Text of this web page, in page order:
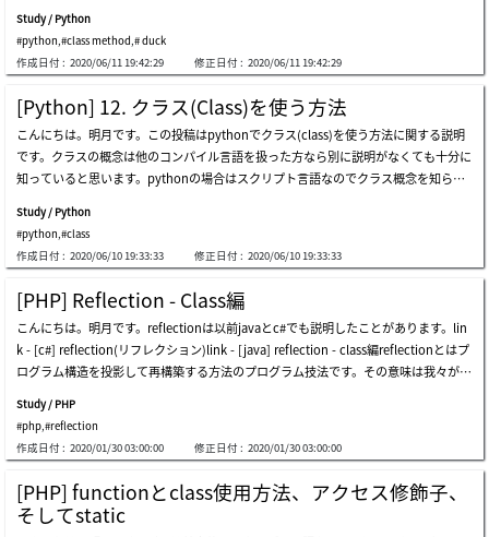
す。でも、ここで仕様によりnode3のクラスが生成したら? ifを分岐してインスタン
ス生成する区間を作ることになります。もちろん、クラスをもっと生成するとmain
関数がずっと修正が必要になります。このように作成するとクラスが生成してもtyp
e.gettypeのstring値によりインスタンス生成します。また、我々がクラスのコンスト
ラクタをprivateで生成することができます。コンストラクタをprivateで設定をすれ
ばnewでインスタンスを生成することができません。コンストラクタが内部だけ生成
することに設定したからです。代表的にシングルトンパターンがあります。link - [de
sign pattern] 1-1. シングルトンパターン(singleton pattern)でも、reflectionを使っ
たらコンストラクタをprivateに設定されてもインスタンス生成が可能です。getpara
meters関数を使ってコンストラクタの種類を取得してlinqのwhereでパラメータがな
いコンストラクタを一つ取得します。取得すればinvoke関数を使ってインスタンス
を生成します
ak、ラムダ(lambda)そしてクロージャクラスで関数を使う方法は一番のパラメータ
でselfを入れるとクラスをインスタンス生成した後関数を呼び出せます。 pythonで
はクラス関数という関数があります。他のプログラム言語ならstatic関数ということ
です。static関数はインスタンスを生成がしなくて呼び出せるものです。ダック・タ
イピングダック・タイピングはc＃のdynamic変数と似ているし、javascriptのコー
ルバック関数と似ています。pythonではインターフェイスが存在しないからダッ
ク・タイピングで多態性を実現したようです。でも、インタフェースがない環境でダ
ック・タイピングを作成すると逆にバグの発生や可読性が悪くなると思います。個人
的な考えですが上のソースみたいに作成して、後にtestclass3クラスのcall_function
を変更したり削除したらエラーが発生する可能性があります。個人的な考えです。特
殊メソッド特別なメソッドは、javaやc＃なら最上位クラスobjectで宣言された基本
関数の意味です。つまり、tostring（）と同様のことでしょう。link - https://docs.p
ython.org/3/reference/datamodel.html#special-method-names特殊メソッドは種
類がすごく多いですが、よく使う__eq__と__ne__、__str__、__repr__、__len__を
説明します。特殊メソッドは演算子を再定義する機能があります。よく使うとソース
ステップをたくさん減らせると思います。ここまでpythonでクラス関数(class meth
od)とダック・タイピング、そして特殊メソッドに関する説明でした。ご不明なとこ
ろや間違いところがあればコメントしてください。
Study / Python
#python,#class method,# duck
作成日付 : 2020/06/11 19:42:29 修正日付 : 2020/06/11 19:42:29
[Python] 12. クラス(Class)を使う方法
こんにちは。明月です。この投稿はpythonでクラス(class)を使う方法に関する説明
です。クラスの概念は他のコンパイル言語を扱った方なら別に説明がなくても十分に
知っていると思います。pythonの場合はスクリプト言語なのでクラス概念を知らな
ータや一つの概念でデータを結ばなければならないデータならクラスの概念で作った
ほうが設計や実装することが理解しやすいしソースステップを減らすことができま
す。下記の例を通ってクラスがあることとないことの差異を確認しましょう。例は国
語、数学、英語の成績を持っている学生の平均値とクラスの平均値を計算しましょ
う。上の例をみれば各人、国語、数学、英語成績のリスト宣言して人を追加する時に
各成績リストも同じく追加します。つまり、4個のリストのデータ個数はいつも同じ
くなります。もし同じではない場合、整合性の問題になります。つまり、personリ
ストは4個なのに、mathリストは2個ならデータが可笑しいでしょう。また、リスト
だけ確認すると誰のデータかは知りません。例えばmathの3番目のデータはpersion
の3番目のデータを確認しないと知らないという意味です。上の例は簡単なソースな
ので難しくないですが、ロジックが複雑だし、データが多いならデータ管理は簡単で
はないでしょう。ソースステップだけ見てもクラスを扱うことと使わないこととソー
スステップも差異が大きいです。また、各人の点数を各リストに格納したことよりク
ラス内部のメンバー変数で管理するので整合性も問題ないです。つまり、リストから
取り除くと成績も一緒に削除されるので可笑しいデータが入ることがありません。p
Study / Python
#python #class
作成日付 : 2020/06/10 19:33:33 修正日付 : 2020/06/10 19:33:33
[PHP] Reflection - Class編
こんにちは。明月です。reflectionは以前javaとc#でも説明したことがあります。lin
k - [c#] reflection(リフレクション)link - [java] reflection - class編reflectionとはプ
ログラム構造を投影して再構築する方法のプログラム技法です。その意味は我々がク
法で使いたいことです。つまり、パラメータで「aタイプのクラスを宣言して」とい
うデータがあればaタイプクラスを、「bタイプのクラスを宣言して」というとbタイ
プのクラスを宣言することです。上の例はreflectionではなく、我々がよく知ってい
る形でクラスを宣言した方法です。パラメータでaを受取るとaクラスを宣言するしb
を受取るとbクラスを宣言します。普通だし、問題ないプログラムコーディングです
が、もしクラスがaクラス、bクラスだけではなくたくさんある場合にはどうでしょ
Study / PHP
#php,#reflection
作成日付 : 2020/01/30 03:00:00 修正日付 : 2020/01/30 03:00:00
[PHP] functionとclass使用方法、アクセス修飾子、
そしてstatic